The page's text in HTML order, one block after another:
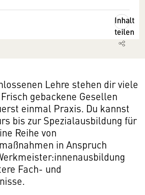
Inhalt
teilen
Lehre stehen dir viele
gebackene Gesellen
einmal Praxis. Du kannst
bis zur Spezialausbildung für
Reihe von
in Anspruch
Fach- und